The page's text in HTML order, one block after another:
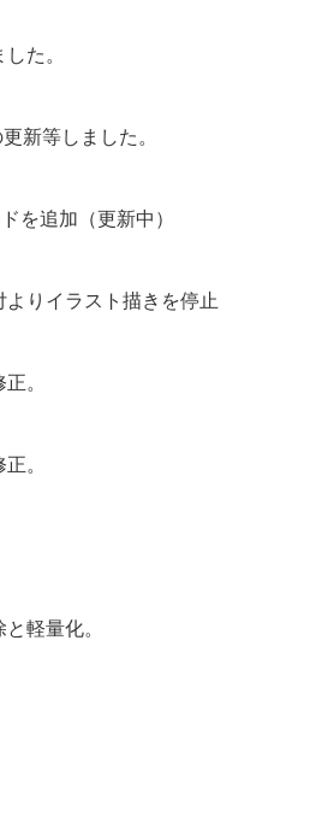
た。
新等しました。
を追加（更新中）
りイラスト描きを停止
。
。
軽量化。